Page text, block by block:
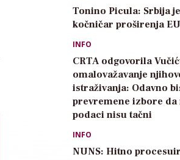
Tonino Picula: Srbija
kočničar proširenja EU
INFO
CRTA odgovorila
omalovažavanje
istraživanja: Odavno
prevremene izbore da
podaci nisu tačni
INFO
NUNS: Hitno